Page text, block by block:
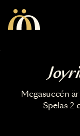
Megasuccén
Spelas 2